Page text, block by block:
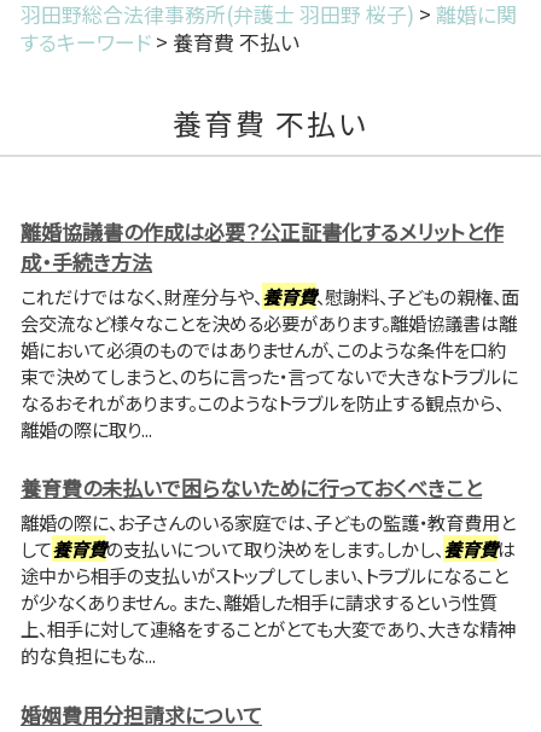
羽田野総合法律事務所(弁護士 羽田野 桜子) > 離婚に関
するキーワード > 養育費 不払い
養育費 不払い
離婚協議書の作成は必要？公正証書化するメリットと作
成・手続き方法
これだけではなく、財産分与や、養育費、慰謝料、子どもの親権、面
会交流など様々なことを決める必要があります。離婚協議書は離
婚において必須のものではありませんが、このような条件を口約
束で決めてしまうと、のちに言った・言ってないで大きなトラブルに
なるおそれがあります。このようなトラブルを防止する観点から、
離婚の際に取り...
養育費の未払いで困らないために行っておくべきこと
離婚の際に、お子さんのいる家庭では、子どもの監護・教育費用と
して養育費の支払いについて取り決めをします。しかし、養育費は
途中から相手の支払いがストップしてしまい、トラブルになること
が少なくありません。 また、離婚した相手に請求するという性質
上、相手に対して連絡をすることがとても大変であり、大きな精神
的な負担にもな...
婚姻費用分担請求について